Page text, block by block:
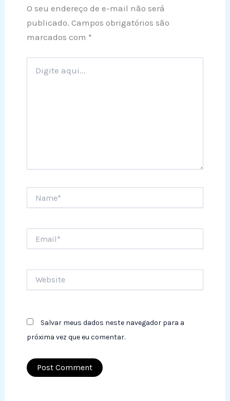
O seu endereço de e-mail não será
publicado. Campos obrigatórios são
marcados com *
aqui...
Salvar meus dados neste navegador para a
próxima vez que eu comentar.